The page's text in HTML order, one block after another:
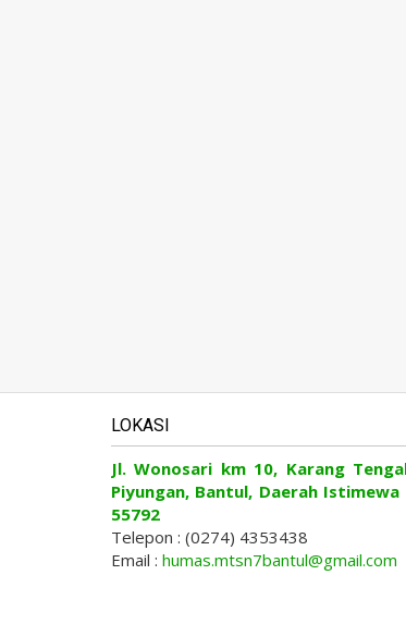
LOKASI
Jl. Wonosari km 10, Karang
Piyungan, Bantul, Daerah
55792
Telepon : (0274) 4353438
Email : humas.mtsn7bantul@gmail.com